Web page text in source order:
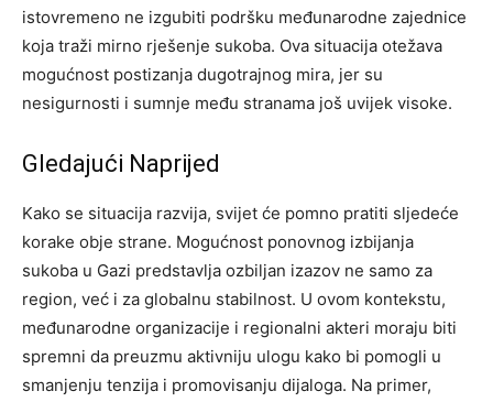
istovremeno ne izgubiti podršku međunarodne zajednice
koja traži mirno rješenje sukoba. Ova situacija otežava
mogućnost postizanja dugotrajnog mira, jer su
nesigurnosti i sumnje među stranama još uvijek visoke.
Gledajući Naprijed
Kako se situacija razvija, svijet će pomno pratiti sljedeće
korake obje strane. Mogućnost ponovnog izbijanja
sukoba u Gazi predstavlja ozbiljan izazov ne samo za
region, već i za globalnu stabilnost. U ovom kontekstu,
međunarodne organizacije i regionalni akteri moraju biti
spremni da preuzmu aktivniju ulogu kako bi pomogli u
smanjenju tenzija i promovisanju dijaloga. Na primer,